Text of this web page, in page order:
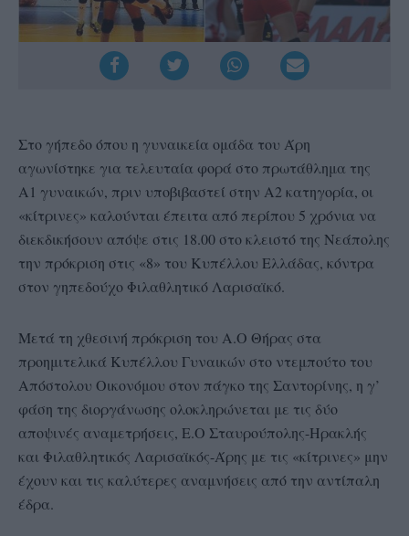
Στο γήπεδο όπου η γυναικεία ομάδα του Άρη
αγωνίστηκε για τελευταία φορά στο πρωτάθλημα της
Α1 γυναικών, πριν υποβιβαστεί στην Α2 κατηγορία, οι
«κίτρινες» καλούνται έπειτα από περίπου 5 χρόνια να
διεκδικήσουν απόψε στις 18.00 στο κλειστό της Νεάπολης
την πρόκριση στις «8» του Κυπέλλου Ελλάδας, κόντρα
στον γηπεδούχο Φιλαθλητικό Λαρισαϊκό.
Μετά τη χθεσινή πρόκριση του Α.Ο Θήρας στα
προημιτελικά Κυπέλλου Γυναικών στο ντεμπούτο του
Απόστολου Οικονόμου στον πάγκο της Σαντορίνης, η γ’
φάση της διοργάνωσης ολοκληρώνεται με τις δύο
αποψινές αναμετρήσεις, Ε.Ο Σταυρούπολης-Ηρακλής
και Φιλαθλητικός Λαρισαϊκός-Άρης με τις «κίτρινες» μην
έχουν και τις καλύτερες αναμνήσεις από την αντίπαλη
έδρα.